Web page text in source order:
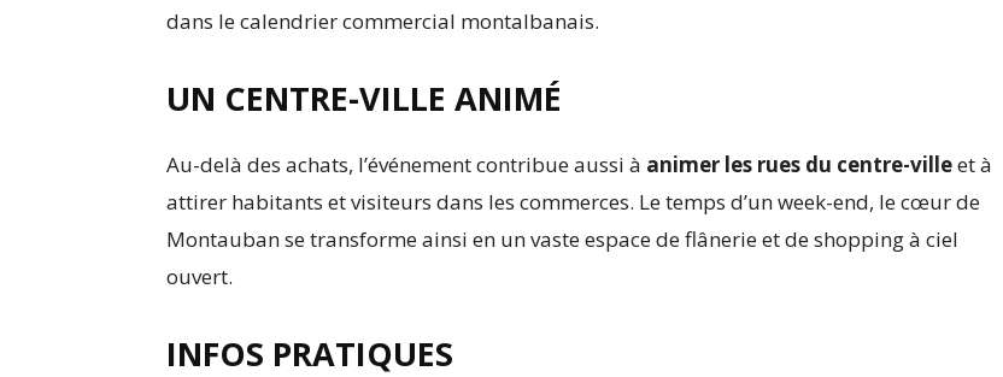
dans le calendrier commercial montalbanais.
UN CENTRE-VILLE ANIMÉ
Au-delà des achats, l’événement contribue aussi à animer les rues du centre-villeet à
attirer habitants et visiteurs dans les commerces. Le temps d’un week-end, le cœur de
Montauban se transforme ainsi en un vaste espace de flânerie et de shopping à ciel
ouvert.
INFOS PRATIQUES